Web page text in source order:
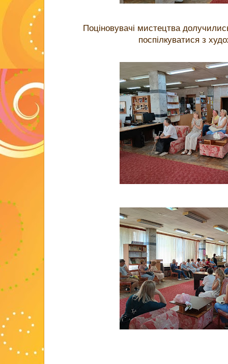
Поціновувачі мистецтва
поспілкуватися з